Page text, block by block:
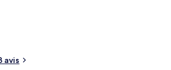
et l'emplacement idéal.
avis